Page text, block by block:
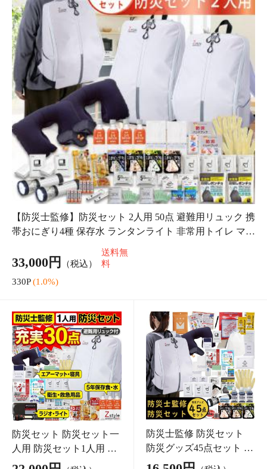
ク アイマスク ネックピ
33,000円 （税込）
送料無
330P (1.0%)
防災セット 防災セット一
人用 防災セット1人用 防
災用品 防災グッズ 避難セ
ット 避難用品 避難グッズ
緊急避難セット 非常持ち
出し袋 非
22,000円（税込）
220P (1.0%)
防災士監修 防災セット
防災グッズ45点セット 防
災リュック 防災グッズ
避難セット 避難用品 防
災セット1人用 1人用防災
セット 1人用避
16,500円（税込）
送料無
料
165P
(1.0%)
災害断水時衛生セット